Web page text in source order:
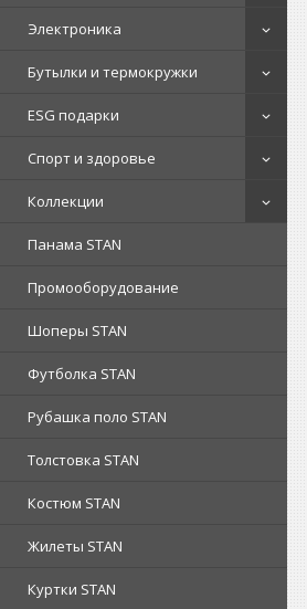
Электроника
Бутылки и термокружки
ESG подарки
Спорт и здоровье
Коллекции
Панама STAN
Промооборудование
Шоперы STAN
Футболка STAN
Рубашка поло STAN
Толстовка STAN
Костюм STAN
Жилеты STAN
Куртки STAN